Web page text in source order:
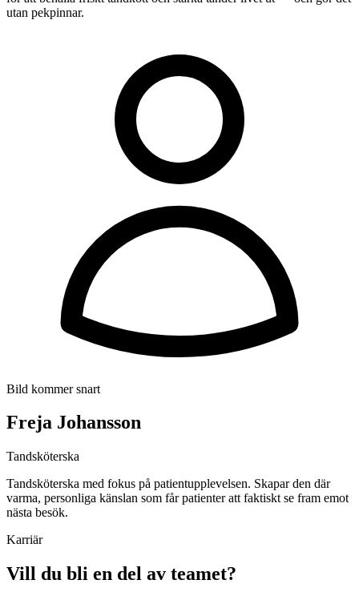
utan pekpinnar.
Bild kommer snart
Freja Johansson
Tandsköterska
Tandsköterska med fokus på patientupplevelsen. Skapar den där
varma, personliga känslan som får patienter att faktiskt se fram emot
nästa besök.
Karriär
Vill du bli en del av teamet?